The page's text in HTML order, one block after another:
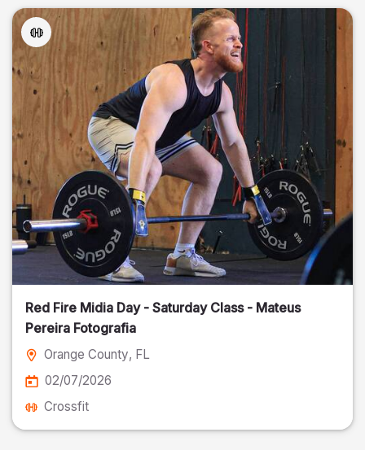
Red Fire Midia Day - Saturday Class - Mateus
Pereira Fotografia
Orange County, FL
02/07/2026
Crossfit